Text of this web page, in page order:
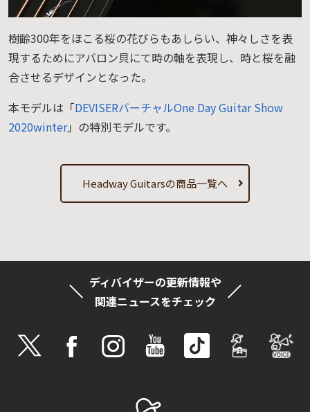
樹齢300年をほこる桜の花びらもあしらい、神々しさを表
現するためにアバロン貝にて時の軸を表現し、時と桜を融
合させるデザインとなった。
本モデルは「DEVISERバーチャルOne Day Guitar Show
2020winter」の特別モデルです。
Headway Guitarsの商品一覧へ
ディバイザーの更新情報や
関連ニュースをチェック